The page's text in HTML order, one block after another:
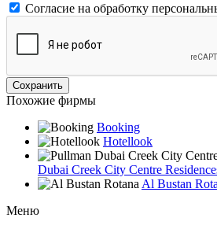
Согласие на обработку
Похожие фирмы
Booking
Hotellook
Dubai Creek City Centre
Al Bustan
Меню